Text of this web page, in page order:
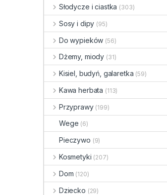
Słodycze i ciastka (303)
Sosy i dipy (95)
Do wypieków (56)
Dżemy, miody (31)
Kisiel, budyń, galaretka (59)
Kawa herbata (113)
Przyprawy (199)
Wege (6)
Pieczywo (9)
Kosmetyki (207)
Dom (120)
Dziecko (29)